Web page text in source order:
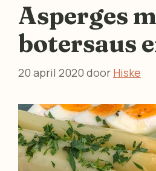
Asperges
botersaus
20 april 2020 door Hiske